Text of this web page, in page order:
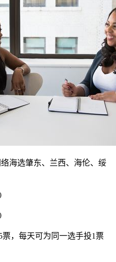
海选肇东、兰西、海伦、绥
，每天可为同一选手投1票